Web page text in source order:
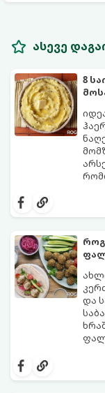
ასევე
8
და